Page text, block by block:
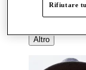
Servizi
Altro
Rifiutare